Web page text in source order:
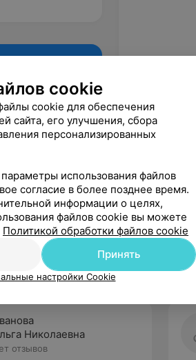
Рекомендую
Николаевна
отзывов
cookie
cookie для обеспечения
сайта, его улучшения, сбора
персонализированных
использования файлов
согласие в более позднее время.
информации о целях,
файлов cookie вы можете
Политикой обработки файлов cookie
Принять
настройки Cookie